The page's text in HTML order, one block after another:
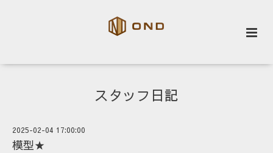
スタッフ日記
2025-02-04 17:00:00
模型★